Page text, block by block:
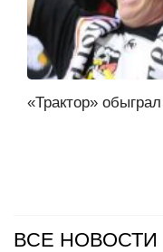
«Трактор»
ВСЕ НОВОСТИ